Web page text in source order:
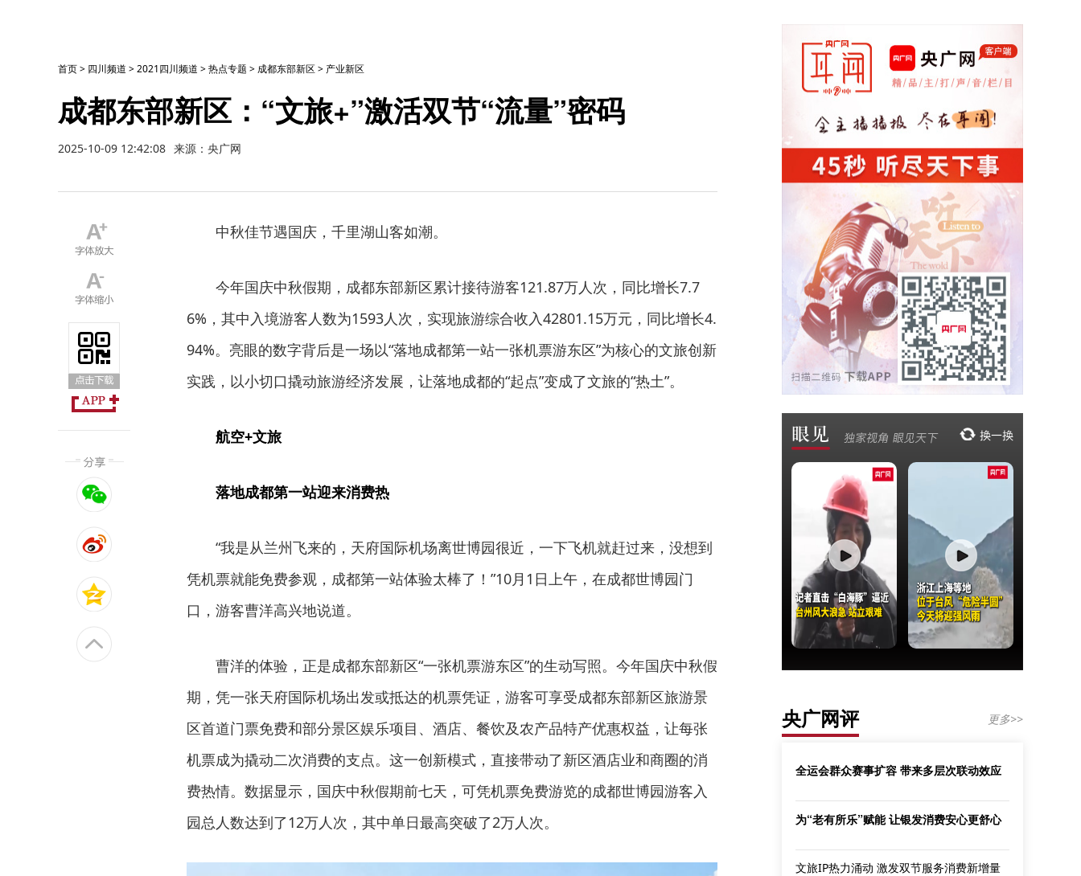
首页> 四川频道 >2021四川频道 >热点专题 > 成都东部新区> 产业新区
成都东部新区：“文旅+”激活双节“流量”密码
2025-10-09 12:42:08 来源：央广网
中秋佳节遇国庆，千里湖山客如潮。
今年国庆中秋假期，成都东部新区累计接待游客121.87万人次，同比增长7.7
6%，其中入境游客人数为1593人次，实现旅游综合收入42801.15万元，同比增长4.
94%。亮眼的数字背后是一场以“落地成都第一站一张机票游东区”为核心的文旅创新
实践，以小切口撬动旅游经济发展，让落地成都的“起点”变成了文旅的“热土”。
航空+文旅
落地成都第一站迎来消费热
“我是从兰州飞来的，天府国际机场离世博园很近，一下飞机就赶过来，没想到
凭机票就能免费参观，成都第一站体验太棒了！”10月1日上午，在成都世博园门
口，游客曹洋高兴地说道。
曹洋的体验，正是成都东部新区“一张机票游东区”的生动写照。今年国庆中秋假
期，凭一张天府国际机场出发或抵达的机票凭证，游客可享受成都东部新区旅游景
区首道门票免费和部分景区娱乐项目、酒店、餐饮及农产品特产优惠权益，让每张
机票成为撬动二次消费的支点。这一创新模式，直接带动了新区酒店业和商圈的消
费热情。数据显示，国庆中秋假期前七天，可凭机票免费游览的成都世博园游客入
园总人数达到了12万人次，其中单日最高突破了2万人次。
央广网评 更多>>
全运会群众赛事扩容 带来多层次联动效应
为“老有所乐”赋能 让银发消费安心更舒心
文旅IP热力涌动 激发双节服务消费新增量